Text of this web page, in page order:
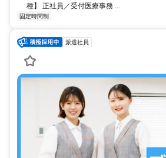
種】 正社員／受付医療事務 ...
固定時間制
派遣社員